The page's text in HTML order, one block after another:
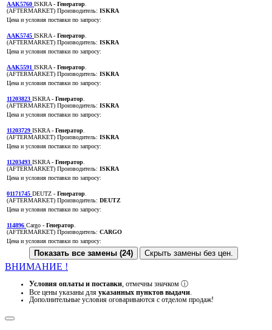
AAK5760 ISKRA- Генератор.
(AFTERMARKET) Производитель: ISKRA
Цена и условия поставки по запросу:
AAK5745 ISKRA- Генератор.
(AFTERMARKET) Производитель: ISKRA
Цена и условия поставки по запросу:
AAK5591 ISKRA- Генератор.
(AFTERMARKET) Производитель: ISKRA
Цена и условия поставки по запросу:
11203823 ISKRA- Генератор.
(AFTERMARKET) Производитель: ISKRA
Цена и условия поставки по запросу:
11203729 ISKRA- Генератор.
(AFTERMARKET) Производитель: ISKRA
Цена и условия поставки по запросу:
11203493 ISKRA- Генератор.
(AFTERMARKET) Производитель: ISKRA
Цена и условия поставки по запросу:
01171745 DEUTZ - Генератор.
(AFTERMARKET) Производитель: DEUTZ
Цена и условия поставки по запросу:
114896 Cargo - Генератор.
(AFTERMARKET) Производитель: CARGO
Цена и условия поставки по запросу:
Показать все замены (24) Скрыть замены без цен.
ВНИМАНИЕ !
Условия оплаты и поставки , отмечны значком ⓘ
Все цены указаны для указанных пунктов выдачи
Дополнительные условия оговариваются с отделом продаж!